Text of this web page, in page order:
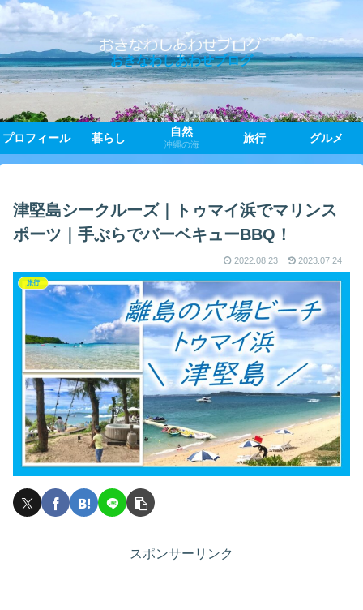
おきなわしあわせブログ
プロフィール 暮らし 自然
沖縄の海
旅行 グルメ
津堅島シークルーズ｜トゥマイ浜でマリンス
ポーツ｜手ぶらでバーベキューBBQ！
2022.08.23 2023.07.24
旅行
スポンサーリンク